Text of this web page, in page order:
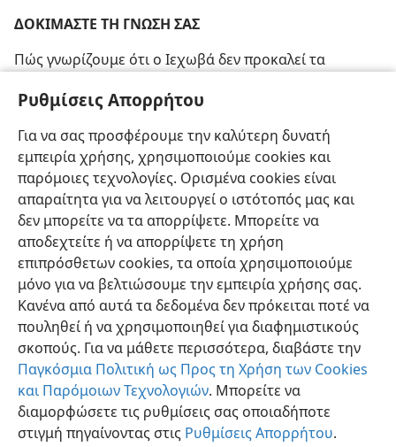
Ρυθμίσεις Απορρήτου
Για να σας προσφέρουμε την καλύτερη δυνατή
εμπειρία χρήσης, χρησιμοποιούμε cookies και
παρόμοιες τεχνολογίες. Ορισμένα cookies είναι
απαραίτητα για να λειτουργεί ο ιστότοπός μας και
δεν μπορείτε να τα απορρίψετε. Μπορείτε να
αποδεχτείτε ή να απορρίψετε τη χρήση
επιπρόσθετων cookies, τα οποία χρησιμοποιούμε
μόνο για να βελτιώσουμε την εμπειρία χρήσης σας.
Κανένα από αυτά τα δεδομένα δεν πρόκειται ποτέ να
πουληθεί ή να χρησιμοποιηθεί για διαφημιστικούς
σκοπούς. Για να μάθετε περισσότερα, διαβάστε την
Παγκόσμια Πολιτική ως Προς τη Χρήση των Cookies
και Παρόμοιων Τεχνολογιών. Μπορείτε να
διαμορφώσετε τις ρυθμίσεις σας οποιαδήποτε
στιγμή πηγαίνοντας στις Ρυθμίσεις Απορρήτου.
ΔΟΚΙΜΑΣΤΕ ΤΗ ΓΝΩΣΗ ΣΑΣ
Πώς γνωρίζουμε ότι ο Ιεχωβά δεν προκαλεί τα
Ποια ζητήματα εγέρθηκαν από τον Σατανά στην Εδέμ
και αποκαλύφτηκαν ξεκάθαρα την εποχή του Ιώβ;
Τι έχει αποδείξει το γεγονός ότι ο Θεός επέτρεψε τα
παθήματα;